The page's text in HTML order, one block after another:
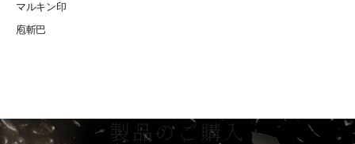
マルキン印
庖斬巴
製品のご購入